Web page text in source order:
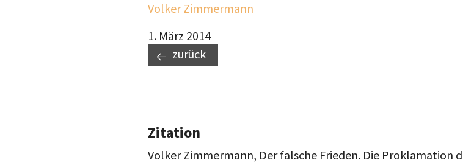
Volker Zimmermann
1. März 2014
zurück
Zitation
Volker Zimmermann, Der falsche Frieden. Die Proklamation